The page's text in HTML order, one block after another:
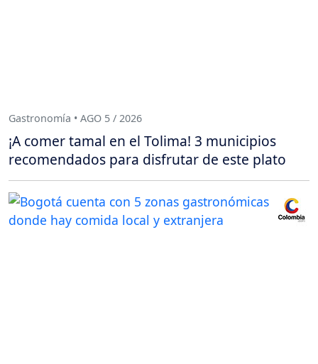
Gastronomía • AGO 5 / 2026
¡A comer tamal en el Tolima! 3 municipios
recomendados para disfrutar de este plato